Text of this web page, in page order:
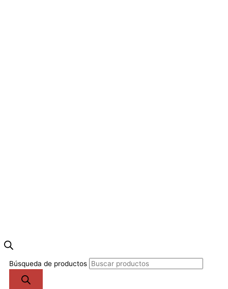
Búsqueda de productos